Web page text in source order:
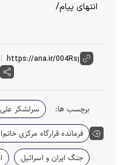
انتهای پیام/
برچسب ها:
سرلشکر علی
فرمانده قرارگاه مرکزی
جنگ ایران و اسرائیل